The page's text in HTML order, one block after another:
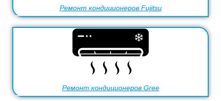
Ремонт кондиционеров Fujitsu
Ремонт кондиционеров Gree